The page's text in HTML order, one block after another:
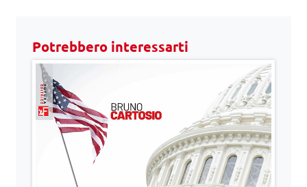
Potrebbero interessarti